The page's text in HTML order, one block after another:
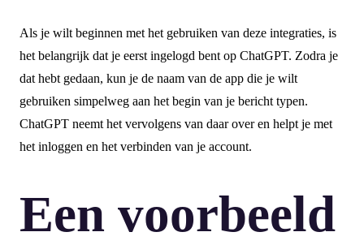
Als je wilt beginnen met het gebruiken van deze integraties, is
het belangrijk dat je eerst ingelogd bent op ChatGPT. Zodra je
dat hebt gedaan, kun je de naam van de app die je wilt
gebruiken simpelweg aan het begin van je bericht typen.
ChatGPT neemt het vervolgens van daar over en helpt je met
het inloggen en het verbinden van je account.
Een voorbeeld